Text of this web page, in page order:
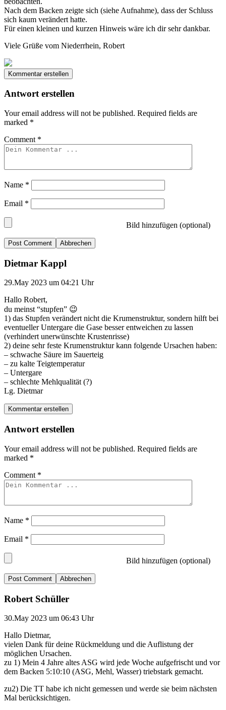
Nach dem Backen zeigte sich (siehe Aufnahme), dass der Schluss
sich kaum verändert hatte.
Für einen kleinen und kurzen Hinweis wäre ich dir sehr dankbar.
Viele Grüße vom Niederrhein, Robert
Kommentar erstellen
Antwort erstellen
Your email address will not be published. Required fields are
marked *
Comment *
Name *
Email *
Bild hinzufügen (optional)
Abbrechen
Dietmar Kappl
29.May 2023 um 04:21 Uhr
Hallo Robert,
du meinst “stupfen” 😉
1) das Stupfen verändert nicht die Krumenstruktur, sondern hilft bei
eventueller Untergare die Gase besser entweichen zu lassen
(verhindert unerwünschte Krustenrisse)
2) deine sehr feste Krumenstruktur kann folgende Ursachen haben:
– schwache Säure im Sauerteig
– zu kalte Teigtemperatur
– Untergare
– schlechte Mehlqualität (?)
Lg. Dietmar
Kommentar erstellen
Antwort erstellen
Your email address will not be published. Required fields are
marked *
Comment *
Name *
Email *
Bild hinzufügen (optional)
Abbrechen
Robert Schüller
30.May 2023 um 06:43 Uhr
Hallo Dietmar,
vielen Dank für deine Rückmeldung und die Auflistung der
möglichen Ursachen.
zu 1) Mein 4 Jahre altes ASG wird jede Woche aufgefrischt und vor
dem Backen 5:10:10 (ASG, Mehl, Wasser) triebstark gemacht.
zu2) Die TT habe ich nicht gemessen und werde sie beim nächsten
Mal berücksichtigen.